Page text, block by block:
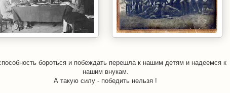
бороться и побеждать перешла к нашим детям и надеемся к
нашим внукам.
А такую силу - победить нельзя !